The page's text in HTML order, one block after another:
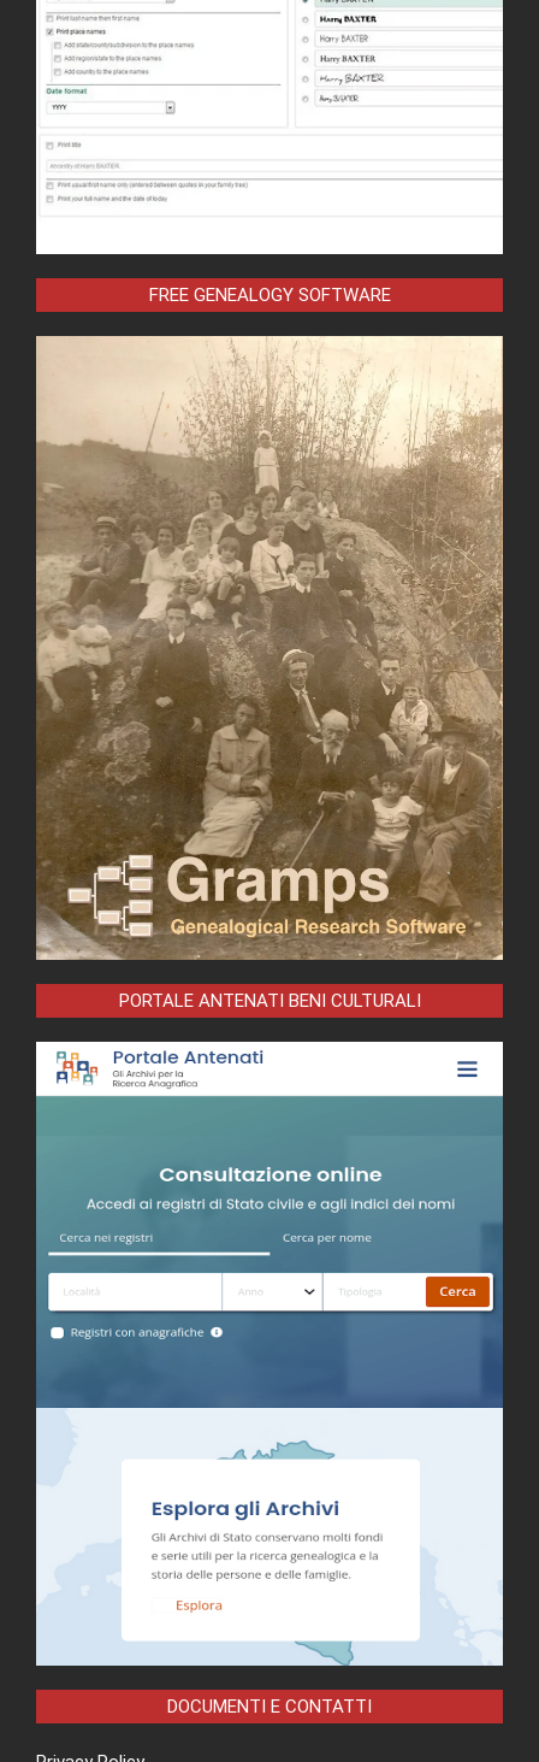
FREE GENEALOGY SOFTWARE
PORTALE ANTENATI BENI CULTURALI
DOCUMENTI E CONTATTI